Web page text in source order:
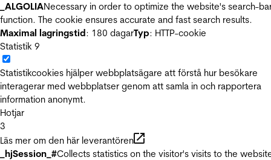
_ALGOLIANecessary in order to optimize the website's search-
function. The cookie ensures accurate and fast search results.
Maximal lagringstid: 180 dagarTyp: HTTP-cookie
Statistik 9
Statistikcookies hjälper webbplatsägare att förstå hur besökare
interagerar med webbplatser genom att samla in och rapportera
information anonymt.
Hotjar
3
Läs mer om den här leverantören
_hjSession_#Collects statistics on the visitor's visits to the